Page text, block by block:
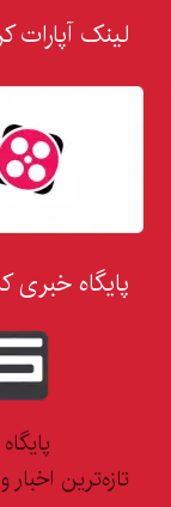
لینک آپارات
پایگاه خبری
تازه‌ترین